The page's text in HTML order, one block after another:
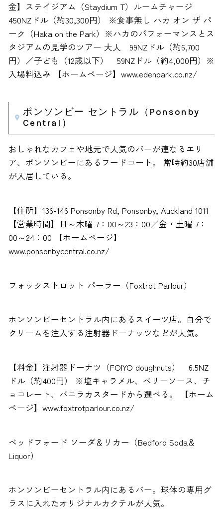
金】ステイジアム（Staydium T）ルームチャージ
450NZドル（約30,300円） ※食事無し ハカ オン ザ パ
ーク（Haka on the Park）※ハカのパフォーマンスとス
タジアムの見学のツアー 大人 99NZドル（約6,700
円）／子ども（12歳以下） 59NZドル（約4,000円）※
入場料込み 【ホームページ】www.edenpark.co.nz/
ポンソンビー セントラル（Ponsonby
Central）
おしゃれなカフェや地元で人気のバーが連なるエリ
ア、ポンソンビーにあるフードコート。 常時約30店舗
が入居している。
【住所】136-146 Ponsonby Rd, Ponsonby, Auckland 1011
【営業時間】日～木曜 7：00～23：00／金・土曜 7：
00～24：00 【ホームページ】
www.ponsonbycentral.co.nz/
フォックストロット パーラー（Foxtrot Parlour）
ホンソンビーセントラル内にあるスイーツ店。自分で
クリームを注入する注射器ドーナッツなどが人気。
【料金】注射器ドーナツ（FOIYO doughnuts） 6.5NZ
ドル（約400円） ※塩キャラメル、ベリーソース、チ
ョコレート、バニラカスタードから選べる。 【ホーム
ページ】www.foxtrotparlour.co.nz/
ベッドフォード ソーダ＆リカー（Bedford Soda＆
Liquor）
ホンソンビーセントラル内にあるバー。球体の専用グ
ラスに入れたオリジナルカクテルが人気。